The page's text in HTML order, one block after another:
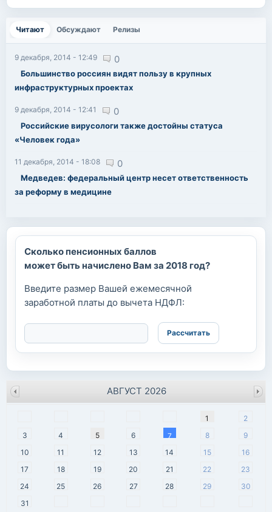
Читают
(активная вкладка)
Обсуждают Релизы
9 декабря, 2014 - 12:49 0
Большинство россиян видят пользу в крупных
инфраструктурных проектах
9 декабря, 2014 - 12:41 0
Российские вирусологи также достойны статуса
«Человек года»
11 декабря, 2014 - 18:08 0
Медведев: федеральный центр несет ответственность
за реформу в медицине
Сколько пенсионных баллов
может быть начислено Вам за 2018 год?
Введите размер Вашей ежемесячной
заработной платы до вычета НДФЛ:
1
2
3
4 5 6 7 8
9
10
11 12 13 14 15
16
17
18 19 20 21 22
23
24
25 26 27 28 29
30
31
АВГУСТ 2026